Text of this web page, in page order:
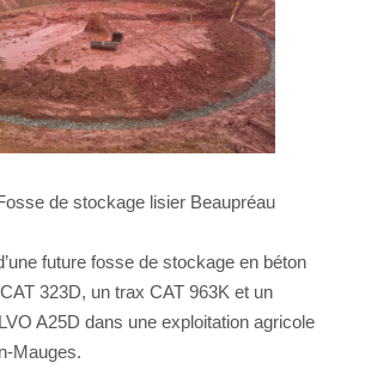
de stockage lisier Beaupréau
future fosse de stockage en béton
323D, un trax CAT 963K et un
A25D dans une exploitation agricole
Mauges.